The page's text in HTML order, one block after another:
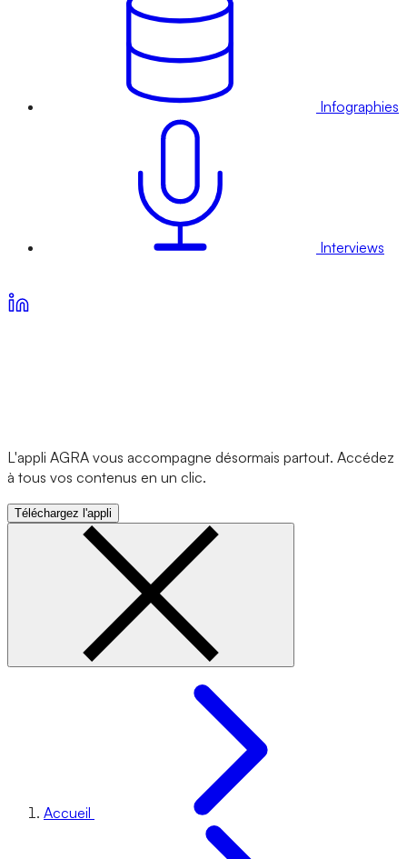
Infographies
Interviews
L'appli AGRA vous accompagne désormais partout. Accédez
à tous vos contenus en un clic.
Téléchargez l'appli
Accueil